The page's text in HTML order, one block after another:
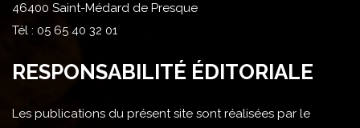
46400 Saint-Médard de Presque
Tél : 05 65 40 32 01
RESPONSABILITÉ ÉDITORIALE
Les publications du présent site sont réalisées par le